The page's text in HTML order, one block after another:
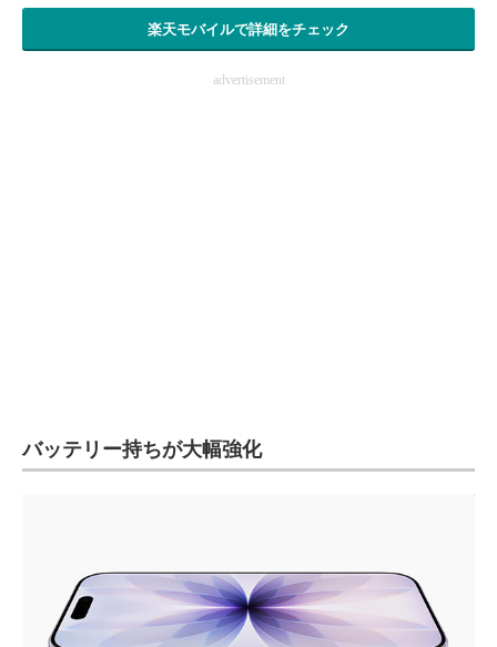
楽天モバイルで詳細をチェック
advertisement
バッテリー持ちが大幅強化